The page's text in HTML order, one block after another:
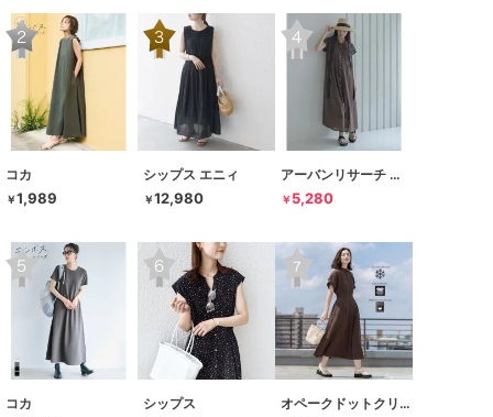
コカ
￥1,989
シップス エニィ
￥12,980
アーバンリサーチ サニーレーベル
￥ 5,280
コカ シップス オペークドットクリップ